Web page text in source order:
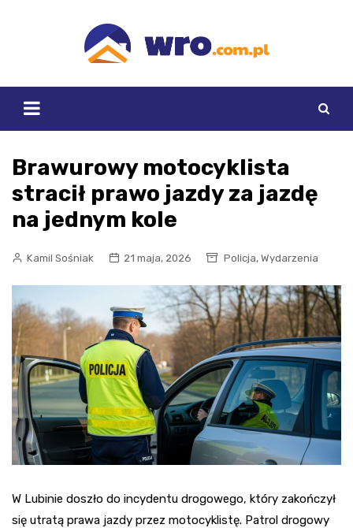
Brawurowy motocyklista
stracił prawo jazdy za jazdę
na jednym kole
Kamil Sośniak 21 maja, 2026 Policja, Wydarzenia
W Lubinie doszło do incydentu drogowego, który zakończył
się utratą prawa jazdy przez motocyklistę. Patrol drogowy